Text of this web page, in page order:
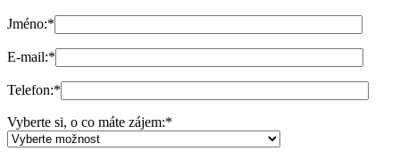
Jméno:*
E-mail:*
Telefon:*
Vyberte si, o co máte zájem:*